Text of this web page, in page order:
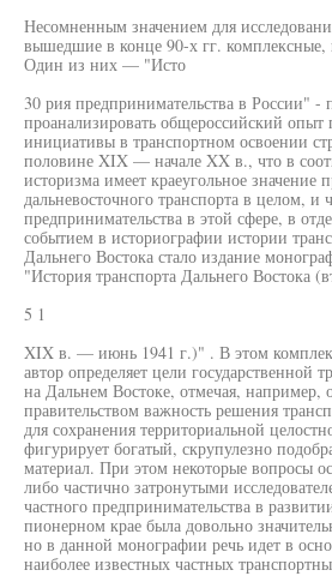
Несомненным значением для
вышедшие в конце 90-х гг. комплексные,
Один из них — "Исто
30 рия предпринимательства в России" -
проанализировать общероссийский опыт
инициативы в транспортном освоении
половине XIX — начале XX в., что в
историзма имеет краеугольное значение
дальневосточного транспорта в целом, и
предпринимательства в этой сфере, в
событием в историографии истории
Дальнего Востока стало издание
"История транспорта Дальнего Востока
5 1
XIX в. — июнь 1941 г.)" . В этом
автор определяет цели государственной
на Дальнем Востоке, отмечая, например,
правительством важность решения
для сохранения территориальной
фигурирует богатый, скрупулезно
материал. При этом некоторые вопросы
либо частично затронутыми
частного предпринимательства в
пионерном крае была довольно
но в данной монографии речь идет в
наиболее известных частных